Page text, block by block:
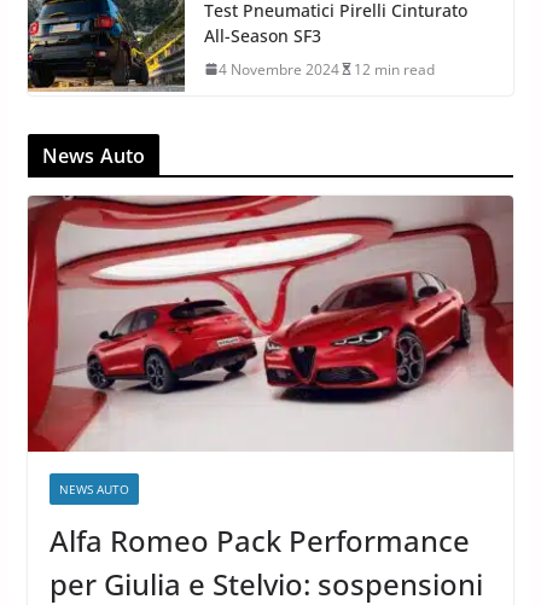
Test Pneumatici Pirelli Cinturato
All-Season SF3
4 Novembre 2024 12 min read
News Auto
NEWS AUTO
Alfa Romeo Pack Performance
per Giulia e Stelvio: sospensioni